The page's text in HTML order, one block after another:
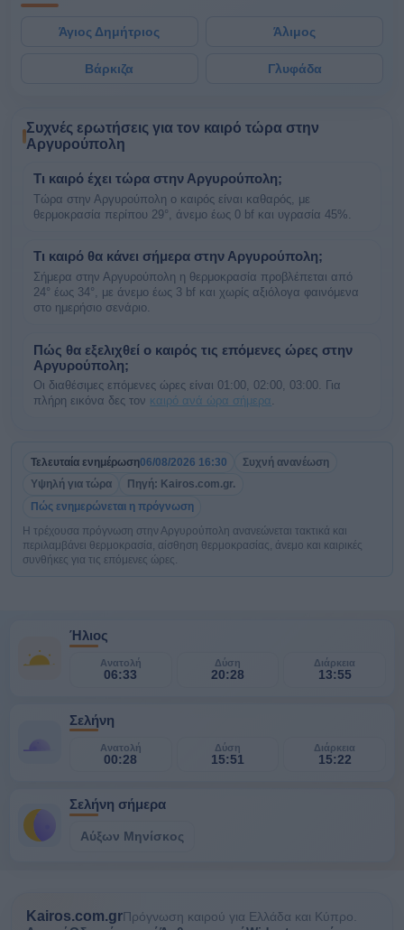
Άγιος Δημήτριος Άλιμος
Βάρκιζα Γλυφάδα
Συχνές ερωτήσεις για τον καιρό τώρα στην
Αργυρούπολη
Τι καιρό έχει τώρα στην Αργυρούπολη;
Τώρα στην Αργυρούπολη ο καιρός είναι καθαρός, με
θερμοκρασία περίπου 29°, άνεμο έως 0 bf και υγρασία 45%.
Τι καιρό θα κάνει σήμερα στην Αργυρούπολη;
Σήμερα στην Αργυρούπολη η θερμοκρασία προβλέπεται από
24° έως 34°, με άνεμο έως 3 bf και χωρίς αξιόλογα φαινόμενα
στο ημερήσιο σενάριο.
Πώς θα εξελιχθεί ο καιρός τις επόμενες ώρες στην
Αργυρούπολη;
Οι διαθέσιμες επόμενες ώρες είναι 01:00, 02:00, 03:00. Για
πλήρη εικόνα δες τον καιρό ανά ώρα σήμερα.
Τελευταία ενημέρωση06/08/2026 16:30 Συχνή ανανέωση
Υψηλή για τώρα Πηγή: Kairos.com.gr.
Πώς ενημερώνεται η πρόγνωση
Η τρέχουσα πρόγνωση στην Αργυρούπολη ανανεώνεται τακτικά και
περιλαμβάνει θερμοκρασία, αίσθηση θερμοκρασίας, άνεμο και καιρικές
συνθήκες για τις επόμενες ώρες.
Ήλιος
Ανατολή
06:33
Δύση
20:28
Διάρκεια
13:55
Σελήνη
Ανατολή
00:28
Δύση
15:51
Διάρκεια
15:22
Σελήνη σήμερα
Αύξων Μηνίσκος
Kairos.com.grΠρόγνωση καιρού για Ελλάδα και Κύπρο.